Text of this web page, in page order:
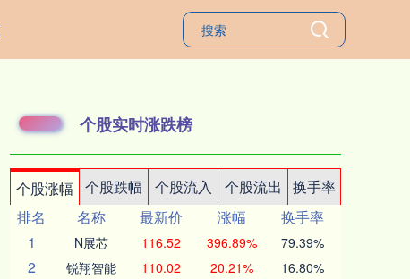
个股实时涨跌榜
个股涨幅 个股跌幅 个股流入 个股流出
换手率
排名
名称 最新价 涨幅
换手率
1
N展芯 116.52 396.89% 79.39%
2 锐翔智能 110.02 20.21% 16.80%